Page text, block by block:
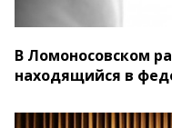
В Ломоносовском
находящийся в